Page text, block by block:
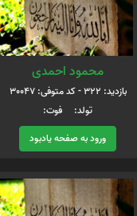
محمود احمدی
بازدید: 322 - کد متوفی: 30047
تولد: فوت:
ورود به صفحه یادبود